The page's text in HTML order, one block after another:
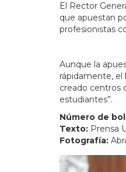
El Rector
que apuestan
profesionistas
Aunque la
rápidamente, el
creado centros
estudiantes”.
Número de
Texto: Prensa
Fotografía: